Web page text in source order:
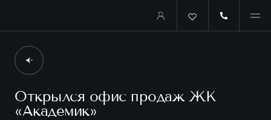
Открылся офис продаж ЖК
«Академик»